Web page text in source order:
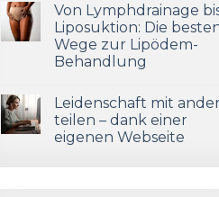
Von Lymphdrainage
Liposuktion: Die
Wege zur Lipödem-
Behandlung
Leidenschaft mit
teilen – dank einer
eigenen Webseite